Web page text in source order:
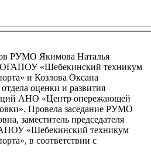
РУМО Якимова Наталья
ОГАПОУ «Шебекинский техникум
и Козлова Оксана
оценки и развития
АНО «Центр опережающей
Провела заседание РУМО
заместитель председателя
«Шебекинский техникум
в соответствии с